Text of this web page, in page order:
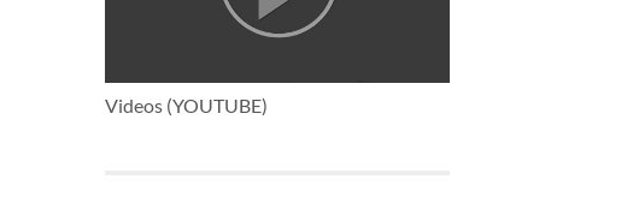
Videos (YOUTUBE)